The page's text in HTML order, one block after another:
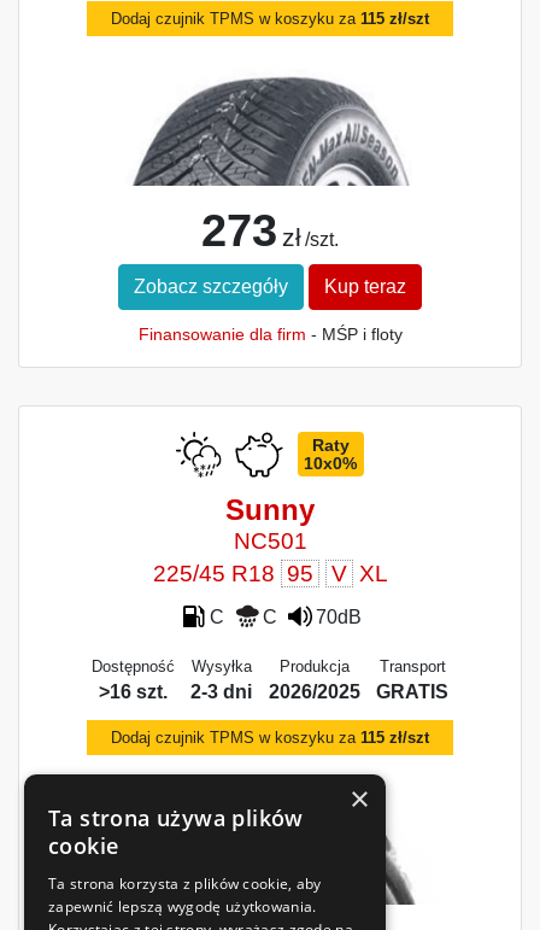
Dodaj czujnik TPMS w koszyku za 115 zł/szt
273 zł /szt.
Zobacz szczegóły Kup teraz
Finansowanie dla firm - MŚP i floty
Raty
10x0%
Sunny
NC501
225/45 R18 95 V XL
C C 70dB
Dostępność
>16 szt.
Wysyłka
2-3 dni
Produkcja
2026/2025
Transport
GRATIS
Dodaj czujnik TPMS w koszyku za 115 zł/szt
×
Ta strona używa plików
cookie
Ta strona korzysta z plików cookie, aby
zapewnić lepszą wygodę użytkowania.